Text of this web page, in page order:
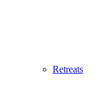
Retreats